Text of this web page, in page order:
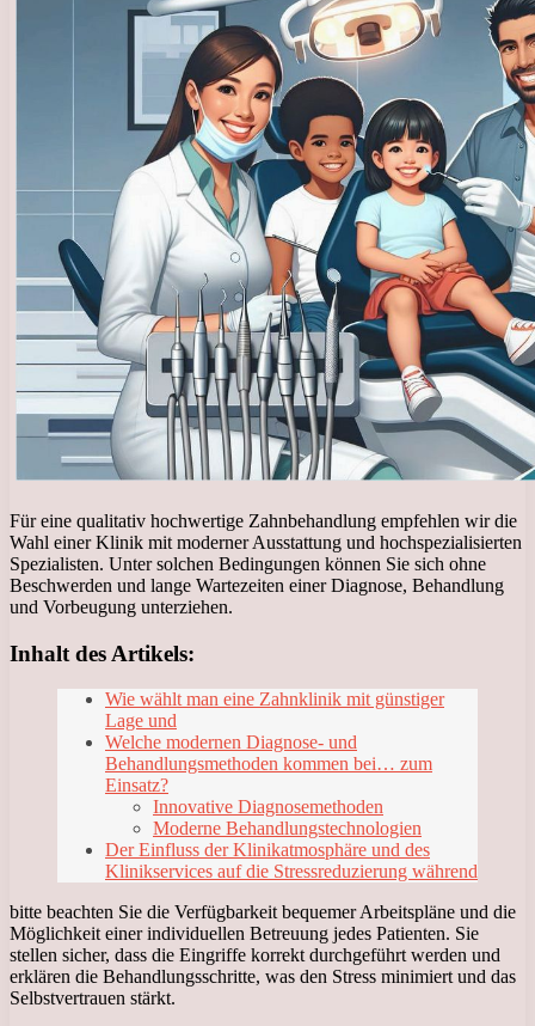
Für eine qualitativ hochwertige Zahnbehandlung empfehlen wir die
Wahl einer Klinik mit moderner Ausstattung und hochspezialisierten
Spezialisten. Unter solchen Bedingungen können Sie sich ohne
Beschwerden und lange Wartezeiten einer Diagnose, Behandlung
und Vorbeugung unterziehen.
Inhalt des Artikels:
Wie wählt man eine Zahnklinik mit günstiger
Lage und
Welche modernen Diagnose- und
Behandlungsmethoden kommen bei… zum
Einsatz?
Innovative Diagnosemethoden
Moderne Behandlungstechnologien
Der Einfluss der Klinikatmosphäre und des
Klinikservices auf die Stressreduzierung während
bitte beachten Sie die Verfügbarkeit bequemer Arbeitspläne und die
Möglichkeit einer individuellen Betreuung jedes Patienten. Sie
stellen sicher, dass die Eingriffe korrekt durchgeführt werden und
erklären die Behandlungsschritte, was den Stress minimiert und das
Selbstvertrauen stärkt.